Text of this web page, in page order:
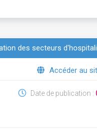
des secteurs
Accéder au
Date de publication :